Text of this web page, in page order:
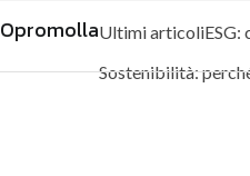
Ultimi articoliESG:
Sostenibilità: